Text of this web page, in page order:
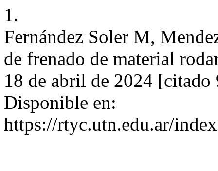
1.
Fernández Soler M,
de frenado de material
18 de abril de 2024
Disponible en:
https://rtyc.utn.edu.ar/